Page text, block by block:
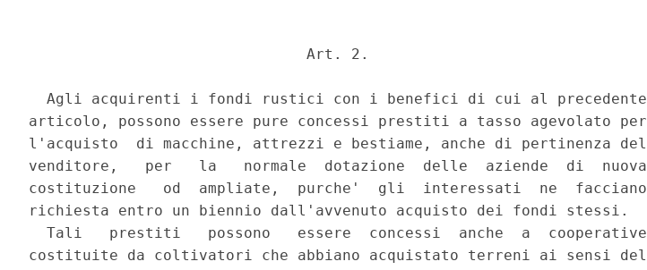
                               Art. 2.
  Agli acquirenti i fondi rustici con i benefici di cui al precedente
articolo, possono essere pure concessi prestiti a tasso agevolato per
l'acquisto  di macchine, attrezzi e bestiame, anche di pertinenza del
venditore,   per   la   normale  dotazione  delle  aziende  di  nuova
costituzione   od  ampliate,  purche'  gli  interessati  ne  facciano
richiesta entro un biennio dall'avvenuto acquisto dei fondi stessi.
  Tali   prestiti   possono   essere  concessi  anche  a  cooperative
costituite da coltivatori che abbiano acquistato terreni ai sensi del